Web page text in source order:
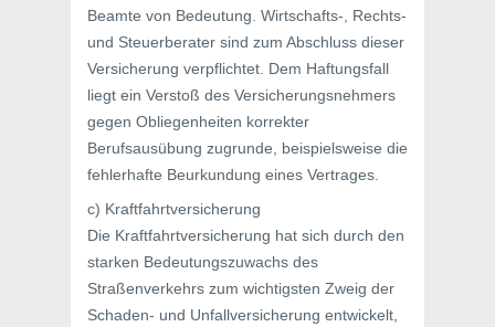
Beamte von Bedeutung. Wirtschafts-, Rechts-
und Steuerberater sind zum Abschluss dieser
Versicherung verpflichtet. Dem Haftungsfall
liegt ein Verstoß des Versicherungsnehmers
gegen Obliegenheiten korrekter
Berufsausübung zugrunde, beispielsweise die
fehlerhafte Beurkundung eines Vertrages.
c) Kraftfahrtversicherung
Die Kraftfahrtversicherung hat sich durch den
starken Bedeutungszuwachs des
Straßenverkehrs zum wichtigsten Zweig der
Schaden- und Unfallversicherung entwickelt,